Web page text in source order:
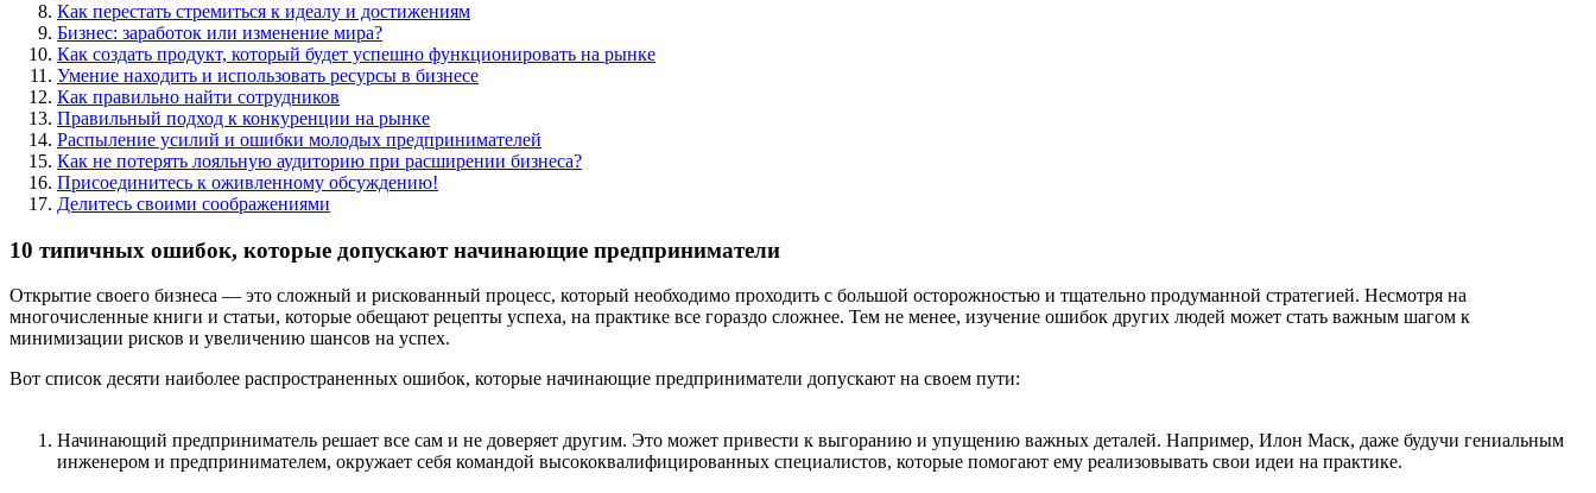
Как перестать стремиться к идеалу и достижениям
Бизнес: заработок или изменение мира?
Как создать продукт, который будет успешно функционировать на рынке
Умение находить и использовать ресурсы в бизнесе
Как правильно найти сотрудников
Правильный подход к конкуренции на рынке
Распыление усилий и ошибки молодых предпринимателей
Как не потерять лояльную аудиторию при расширении бизнеса?
Присоединитесь к оживленному обсуждению!
Делитесь своими соображениями
10 типичных ошибок, которые допускают начинающие предприниматели
Открытие своего бизнеса — это сложный и рискованный процесс, который необходимо проходить с большой осторожностью и тщательно продуманной стратегией. Несмотря на
многочисленные книги и статьи, которые обещают рецепты успеха, на практике все гораздо сложнее. Тем не менее, изучение ошибок других людей может стать важным шагом к
минимизации рисков и увеличению шансов на успех.
Вот список десяти наиболее распространенных ошибок, которые начинающие предприниматели допускают на своем пути:
Начинающий предприниматель решает все сам и не доверяет другим. Это может привести к выгоранию и упущению важных деталей. Например, Илон Маск, даже будучи гениальным
инженером и предпринимателем, окружает себя командой высококвалифицированных специалистов, которые помогают ему реализовывать свои идеи на практике.